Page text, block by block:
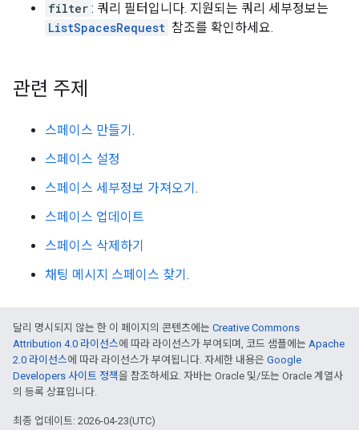
filter : 쿼리 필터입니다. 지원되는 쿼리 세부정보는
ListSpacesRequest 참조를 확인하세요.
관련 주제
스페이스 만들기 .
스페이스 설정
스페이스 세부정보 가져오기 .
스페이스 업데이트
스페이스 삭제하기
채팅 메시지 스페이스 찾기 .
달리 명시되지 않는 한 이 페이지의 콘텐츠에는 Creative Commons
Attribution 4.0 라이선스에 따라 라이선스가 부여되며, 코드 샘플에는 Apache
2.0 라이선스에 따라 라이선스가 부여됩니다. 자세한 내용은 Google
Developers 사이트 정책을 참조하세요. 자바는 Oracle 및/또는 Oracle 계열사
의 등록 상표입니다.
최종 업데이트: 2026-04-23(UTC)